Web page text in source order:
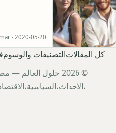
· 2020-05-20
كل المقالاتالتصنيفات والوسوم
© 2026 حلول العالم